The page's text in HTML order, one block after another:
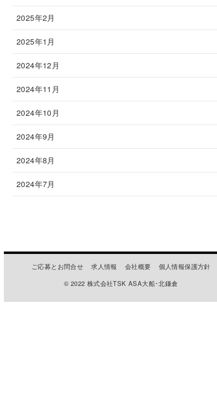
2025年2月
2025年1月
2024年12月
2024年11月
2024年10月
2024年9月
2024年8月
2024年7月
ご応募とお問合せ 求人情報 会社概要
個人情報保護方針
© 2022 株式会社TSK ASA大船･北鎌倉